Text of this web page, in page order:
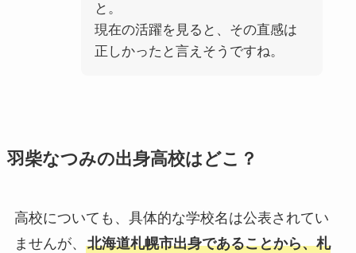
と。
現在の活躍を見ると、その直感は
正しかったと言えそうですね。
羽柴なつみの出身高校はどこ？
高校についても、具体的な学校名は公表されてい
ませんが、 北海道札幌市出身であることから、札